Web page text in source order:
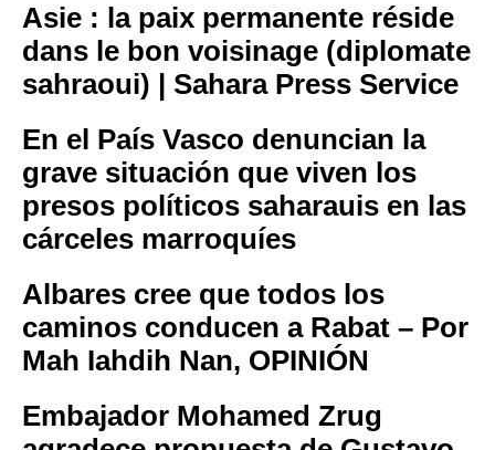
Asie : la paix permanente réside
dans le bon voisinage (diplomate
sahraoui) | Sahara Press Service
En el País Vasco denuncian la
grave situación que viven los
presos políticos saharauis en las
cárceles marroquíes
Albares cree que todos los
caminos conducen a Rabat – Por
Mah Iahdih Nan, OPINIÓN
Embajador Mohamed Zrug